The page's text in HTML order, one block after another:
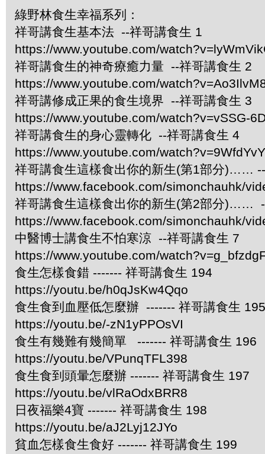
綠野林食生幸福系列：
祥哥講食生基本法 --祥哥講食生 1
https://www.youtube.com/
祥哥講食生的神奇療癒力量 --祥哥講食生 2
https://www.youtube.com/
祥哥講修成正果的食生境界 --祥哥講食生 3
https://www.youtube.com/watch?v=vSSG-
祥哥講食生的身心靈轉化 --祥哥講食生 4
https://www.youtube.com/
祥哥講食生這樣食出你的新生(第1部分)……
https://www.facebook.com/simonchauhk/
祥哥講食生這樣食出你的新生(第2部分)……
https://www.facebook.com/simonchauhk/
中醫博士講食生不怕寒涼 --祥哥講食生 7
https://www.youtube.com/
食生怎樣食錯 ------- 祥哥講食生 194
https://youtu.be/h0qJsKw4Qqo
食生食到血壓低怎麼辦 ------- 祥哥講食生 195
https://youtu.be/-zN1yPPOsVI
食生有幾難有幾簡單 ------- 祥哥講食生 196
https://youtu.be/VPunqTFL398
食生食到頭暈怎麼辦 ------- 祥哥講食生 197
https://youtu.be/vlRaOdxBRR8
日夜福樂4寶 ------- 祥哥講食生 198
https://youtu.be/aJ2Lyj12JYo
貧血怎樣食生食好 ------- 祥哥講食生 199